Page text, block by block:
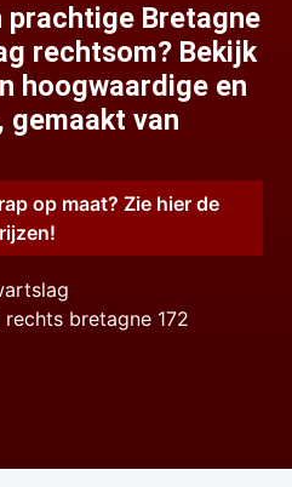
prachtige Bretagne
rechtsom? Bekijk
hoogwaardige en
van
op maat? Zie hier de
bretagne 172